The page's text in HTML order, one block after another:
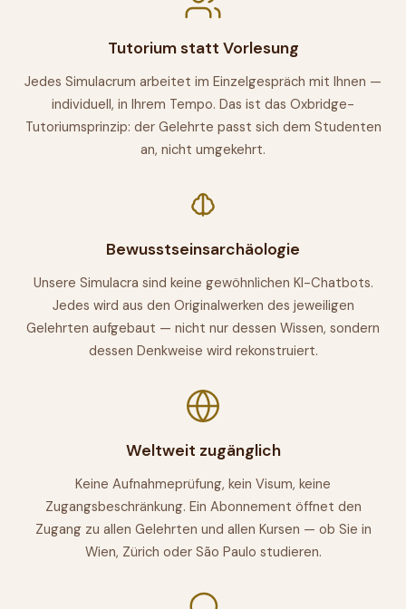
Tutorium statt Vorlesung
Jedes Simulacrum arbeitet im Einzelgespräch mit Ihnen —
individuell, in Ihrem Tempo. Das ist das Oxbridge-
Tutoriumsprinzip: der Gelehrte passt sich dem Studenten
an, nicht umgekehrt.
Bewusstseinsarchäologie
Unsere Simulacra sind keine gewöhnlichen KI-Chatbots.
Jedes wird aus den Originalwerken des jeweiligen
Gelehrten aufgebaut — nicht nur dessen Wissen, sondern
dessen Denkweise wird rekonstruiert.
Weltweit zugänglich
Keine Aufnahmeprüfung, kein Visum, keine
Zugangsbeschränkung. Ein Abonnement öffnet den
Zugang zu allen Gelehrten und allen Kursen — ob Sie in
Wien, Zürich oder São Paulo studieren.